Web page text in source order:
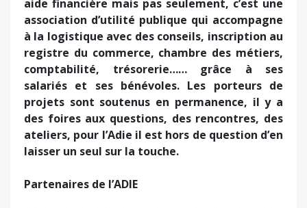
aide financière mais pas seulement, c’est une
association d’utilité publique qui accompagne
à la logistique avec des conseils, inscription au
registre du commerce, chambre des métiers,
comptabilité, trésorerie…… grâce à ses
salariés et ses bénévoles. Les porteurs de
projets sont soutenus en permanence, il y a
des foires aux questions, des rencontres, des
ateliers, pour l’Adie il est hors de question d’en
laisser un seul sur la touche.
Partenaires de l’ADIE